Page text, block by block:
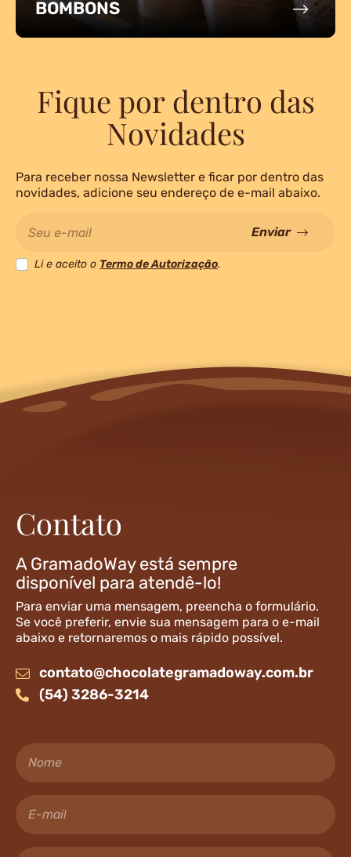
BOMBONS
Fique por dentro das
Novidades
Para receber nossa Newsletter e ficar por dentro das
novidades, adicione seu endereço de e-mail abaixo.
Li e aceito o Termo de Autorização.
Enviar
Contato
A GramadoWay está sempre
disponível para atendê-lo!
Para enviar uma mensagem, preencha o formulário.
Se você preferir, envie sua mensagem para o e-mail
abaixo e retornaremos o mais rápido possível.
contato@chocolategramadoway.com.br
(54) 3286-3214